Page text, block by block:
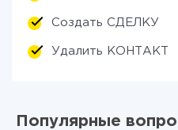
Создать СДЕЛКУ
Удалить КОНТАКТ
Популярные